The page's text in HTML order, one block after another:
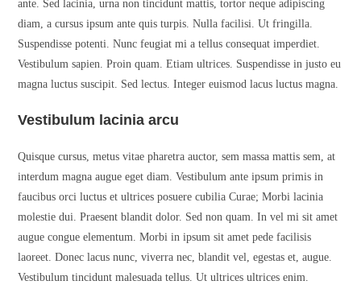
ante. Sed lacinia, urna non tincidunt mattis, tortor neque adipiscing
diam, a cursus ipsum ante quis turpis. Nulla facilisi. Ut fringilla.
Suspendisse potenti. Nunc feugiat mi a tellus consequat imperdiet.
Vestibulum sapien. Proin quam. Etiam ultrices. Suspendisse in justo eu
magna luctus suscipit. Sed lectus. Integer euismod lacus luctus magna.
Vestibulum lacinia arcu
Quisque cursus, metus vitae pharetra auctor, sem massa mattis sem, at
interdum magna augue eget diam. Vestibulum ante ipsum primis in
faucibus orci luctus et ultrices posuere cubilia Curae; Morbi lacinia
molestie dui. Praesent blandit dolor. Sed non quam. In vel mi sit amet
augue congue elementum. Morbi in ipsum sit amet pede facilisis
laoreet. Donec lacus nunc, viverra nec, blandit vel, egestas et, augue.
Vestibulum tincidunt malesuada tellus. Ut ultrices ultrices enim.